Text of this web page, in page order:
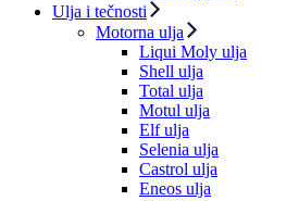
Ulja i tečnosti
Motorna ulja
Liqui Moly ulja
Shell ulja
Total ulja
Motul ulja
Elf ulja
Selenia ulja
Castrol ulja
Eneos ulja